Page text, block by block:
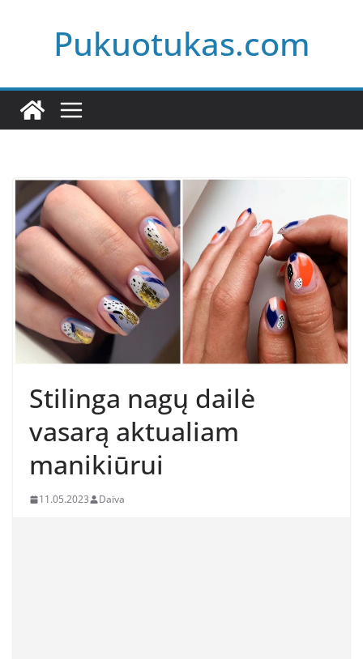
Pukuotukas.com
Stilinga nagų dailė
vasarą aktualiam
manikiūrui
11.05.2023 Daiva